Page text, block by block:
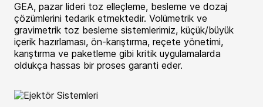
GEA, pazar lideri toz elleçleme, besleme ve dozaj
çözümlerini tedarik etmektedir. Volümetrik ve
gravimetrik toz besleme sistemlerimiz, küçük/büyük
içerik hazırlaması, ön-karıştırma, reçete yönetimi,
karıştırma ve paketleme gibi kritik uygulamalarda
oldukça hassas bir proses garanti eder.